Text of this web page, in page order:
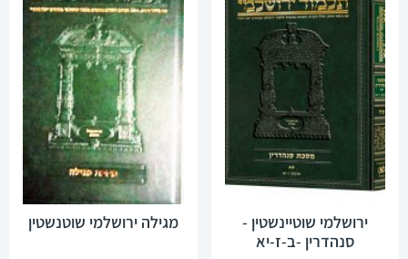
ירושלמי שוטיינשטין -
סנהדרין -ב-ז-יא
מגילה ירושלמי שוטנשטין